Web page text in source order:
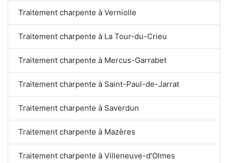
Traitement charpente à Verniolle
Traitement charpente à La Tour-du-Crieu
Traitement charpente à Mercus-Garrabet
Traitement charpente à Saint-Paul-de-Jarrat
Traitement charpente à Saverdun
Traitement charpente à Mazères
Traitement charpente à Villeneuve-d'Olmes